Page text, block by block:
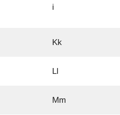
i
Kk
Ll
Mm